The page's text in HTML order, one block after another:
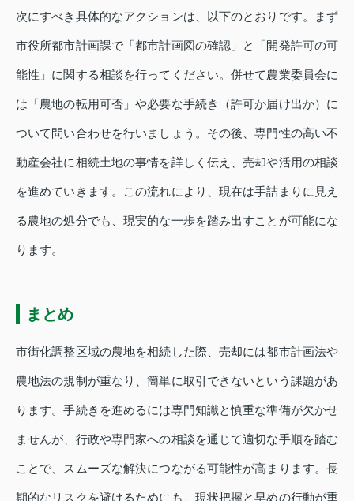
次にすべき具体的なアクションは、以下のとおりです。まず
市役所都市計画課で「都市計画図の確認」と「開発許可の可
能性」に関する相談を行ってください。併せて農業委員会に
は「農地の転用可否」や必要な手続き（許可か届け出か）に
ついて問い合わせを行いましょう。その後、専門性の高い不
動産会社に相続土地の事情を詳しく伝え、売却や活用の相談
を進めていきます。この流れにより、現在は手詰まりに見え
る農地の処分でも、現実的な一歩を踏み出すことが可能にな
ります。
まとめ
市街化調整区域の農地を相続した際、売却には都市計画法や
農地法の規制が重なり、簡単に取引できないという課題があ
ります。手続きを進めるには専門知識と慎重な準備が欠かせ
ませんが、行政や専門家への相談を通じて適切な手順を踏む
ことで、スムーズな解決につながる可能性が高まります。長
期的なリスクを避けるためにも、現状把握と早めの行動が重